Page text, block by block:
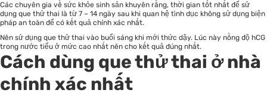
Các chuyên gia về sức khỏe sinh sản khuyên rằng, thời gian tốt nhất để sử
dụng que thử thai là từ 7 – 14 ngày sau khi quan hệ tình dục không sử dụng biện
pháp an toàn để có kết quả chính xác nhất.
Nên sử dụng que thử thai vào buổi sáng khi mới thức dậy. Lúc này nồng độ hCG
trong nước tiểu ở mức cao nhất nên cho kết quả đúng nhất.
Cách dùng que thử thai ở nhà
chính xác nhất